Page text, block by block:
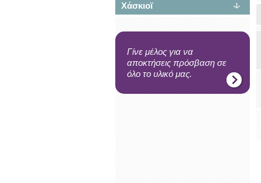
Χάσκιοϊ
Γίνε μέλος για να
αποκτήσεις πρόσβαση σε
όλο το υλικό μας.